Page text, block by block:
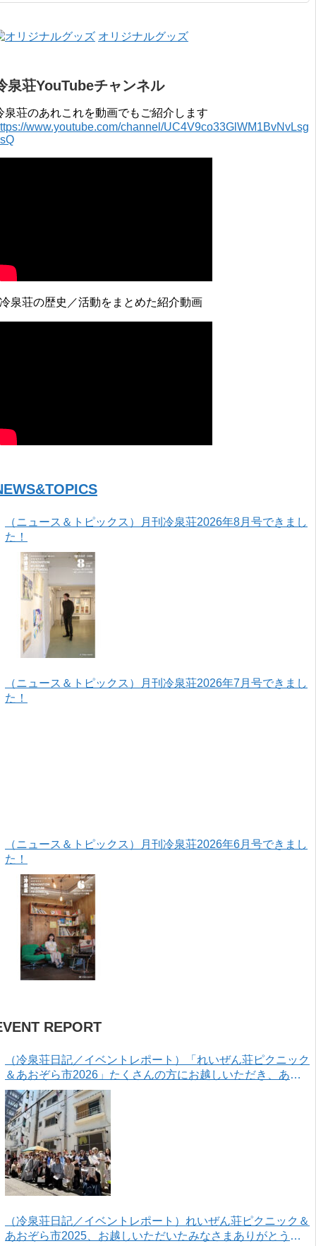
2015年 4月 〜 2016年 3月 2014年 4月 〜 2015年 3月 2013...
オリジナルグッズ
泉荘YouTubeチャンネル
泉荘のあれこれを動画でもご紹介します
www.youtube.com/channel/UC4V9co33GlWM1BvNvLsg
泉荘の歴史／活動をまとめた紹介動画
（ニュース＆トピックス）月刊冷泉荘2026年8月号できまし
た！
（ニュース＆トピックス）月刊冷泉荘2026年7月号できまし
た！
（ニュース＆トピックス）月刊冷泉荘2026年6月号できまし
た！
REPORT
（冷泉荘日記／イベントレポート）「れいぜん荘ピクニック
＆あおぞら市2026」たくさんの方にお越しいただき、あり
がとうございました！
（冷泉荘日記／イベントレポート）れいぜん荘ピクニック＆
あおぞら市2025、お越しいただいたみなさまありがとうご